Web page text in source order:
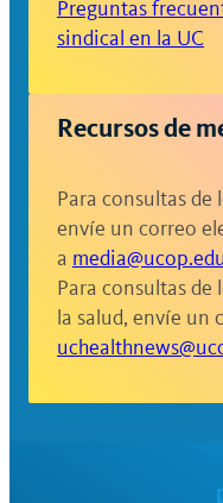
Preguntas
sindical en la UC
Recursos de
Para consultas de
envíe un correo
a
Para consultas de
la salud, envíe un